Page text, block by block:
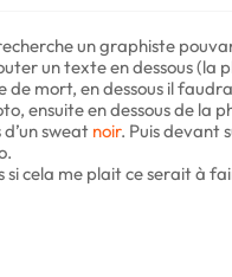
un graphiste
un texte en dessous (la
de mort, en dessous il
ensuite en dessous de la
d’un sweat noir. Puis devant
si cela me plait ce serait à